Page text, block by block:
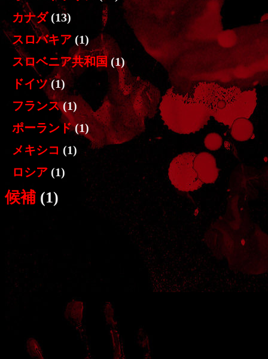
カナダ(13)
スロバキア (1)
スロベニア共和国(1)
ドイツ(1)
フランス(1)
ポーランド(1)
メキシコ (1)
ロシア (1)
候補 (1)